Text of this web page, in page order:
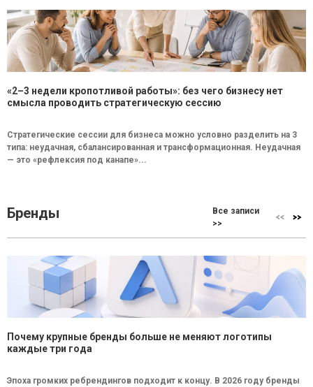
«2–3 недели кропотливой работы»: без чего бизнесу нет
смысла проводить стратегическую сессию
Стратегические сессии для бизнеса можно условно разделить на 3
типа: неудачная, сбалансированная и трансформационная. Неудачная
— это «рефлексия под канапе»...
Бренды
Все записи
>>
Почему крупные бренды больше не меняют логотипы
каждые три года
Эпоха громких ребрендингов подходит к концу. В 2026 году бренды